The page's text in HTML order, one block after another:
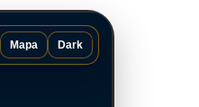
Mapa Dark